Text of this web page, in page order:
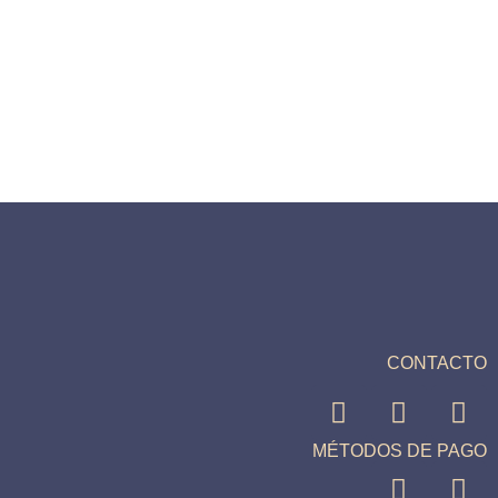
CONTACTO
MÉTODOS DE PAGO